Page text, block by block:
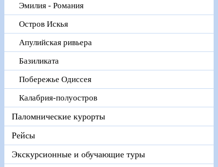
Эмилия - Романия
Остров Искья
Апулийская ривьера
Базиликата
Побережье Одиссея
Калабрия-полуостров
Паломнические курорты
Рейсы
Экскурсионные и обучающие туры